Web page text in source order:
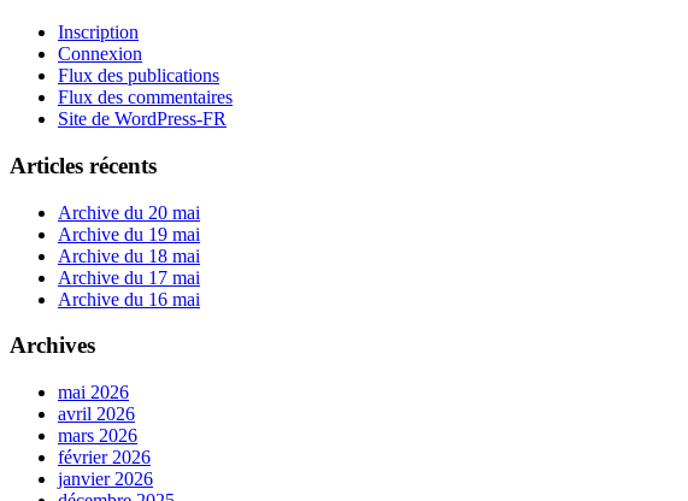
Inscription
Connexion
Flux des publications
Flux des commentaires
Site de WordPress-FR
Articles récents
Archive du 20 mai
Archive du 19 mai
Archive du 18 mai
Archive du 17 mai
Archive du 16 mai
Archives
mai 2026
avril 2026
mars 2026
février 2026
janvier 2026